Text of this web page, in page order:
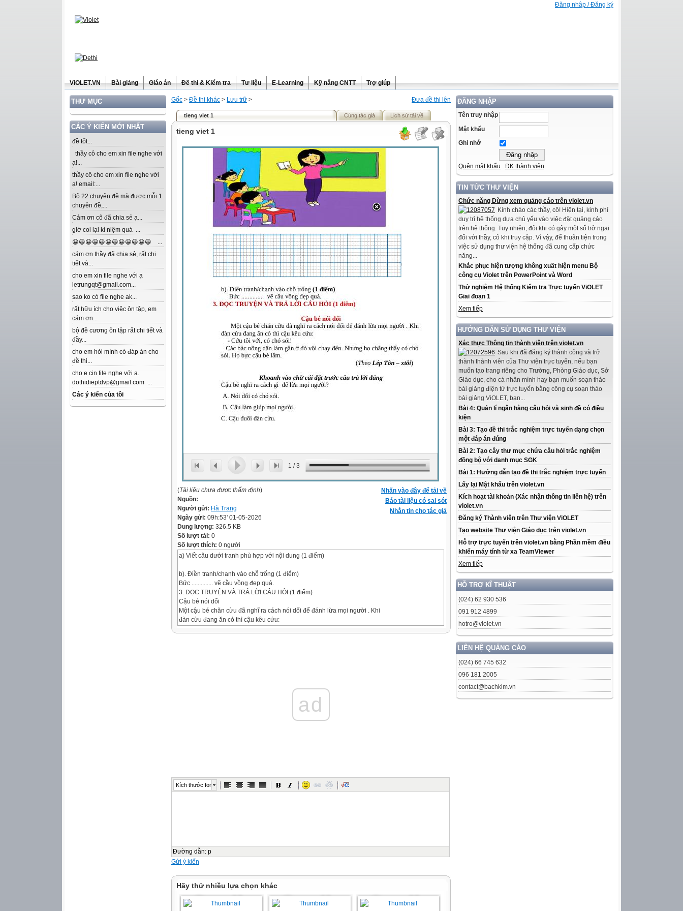
Đăng nhập / Đăng ký
ViOLET.VN Bài giảng Giáo án Đề thi & Kiểm tra Tư liệu E-Learning Kỹ năng CNTT Trợ giúp
THƯ MỤC
CÁC Ý KIẾN MỚI NHẤT
đề tốt...
thầy cô cho em xin file nghe với
ạ!...
thầy cô cho em xin file nghe với
ạ! email:...
Bộ 22 chuyên đề mà được mỗi 1
chuyên đề,...
Cảm ơn cô đã chia sẻ ạ...
giờ coi lại kỉ niệm quá ...
😀😀😀😀😀😀😀😀😀😀😀😀 ...
cám ơn thầy đã chia sẻ, rất chi
tiết và...
cho em xin file nghe với ạ
letrungqt@gmail.com...
sao ko có file nghe ak...
rất hữu ích cho việc ôn tập, em
cám ơn...
bộ đề cương ôn tập rất chi tiết và
đầy...
cho em hỏi mình có đáp án cho
đề thi...
cho e cin file nghe với ạ.
dothidieptdvp@gmail.com ...
Các ý kiến của tôi
ĐĂNG NHẬP
Tên truy nhập
Mật khẩu
Ghi nhớ
Quên mật khẩu ĐK thành viên
TIN TỨC THƯ VIỆN
Chức năng Dừng xem quảng cáo trên violet.vn
Kính chào các thầy, cô! Hiện tại, kinh phí
duy trì hệ thống dựa chủ yếu vào việc đặt quảng cáo
trên hệ thống. Tuy nhiên, đôi khi có gây một số trở ngại
đối với thầy, cô khi truy cập. Vì vậy, để thuận tiện trong
việc sử dụng thư viện hệ thống đã cung cấp chức
năng...
Khắc phục hiện tượng không xuất hiện menu Bộ
công cụ Violet trên PowerPoint và Word
Thử nghiệm Hệ thống Kiểm tra Trực tuyến ViOLET
Giai đoạn 1
Xem tiếp
HƯỚNG DẪN SỬ DỤNG THƯ VIỆN
Xác thực Thông tin thành viên trên violet.vn
Sau khi đã đăng ký thành công và trở
thành thành viên của Thư viện trực tuyến, nếu bạn
muốn tạo trang riêng cho Trường, Phòng Giáo dục, Sở
Giáo dục, cho cá nhân mình hay bạn muốn soạn thảo
bài giảng điện tử trực tuyến bằng công cụ soạn thảo
bài giảng ViOLET, bạn...
Bài 4: Quản lí ngân hàng câu hỏi và sinh đề có điều
kiện
Bài 3: Tạo đề thi trắc nghiệm trực tuyến dạng chọn
một đáp án đúng
Bài 2: Tạo cây thư mục chứa câu hỏi trắc nghiệm
đồng bộ với danh mục SGK
Bài 1: Hướng dẫn tạo đề thi trắc nghiệm trực tuyến
Lấy lại Mật khẩu trên violet.vn
Kích hoạt tài khoản (Xác nhận thông tin liên hệ) trên
violet.vn
Đăng ký Thành viên trên Thư viện ViOLET
Tạo website Thư viện Giáo dục trên violet.vn
Hỗ trợ trực tuyến trên violet.vn bằng Phần mềm điều
khiển máy tính từ xa TeamViewer
Xem tiếp
HỖ TRỢ KĨ THUẬT
(024) 62 930 536
091 912 4899
hotro@violet.vn
LIÊN HỆ QUẢNG CÁO
(024) 66 745 632
096 181 2005
contact@bachkim.vn
Đưa đề thi lên
Gốc > Đề thi khác > Lưu trữ >
tieng viet 1 Cùng tác giả Lịch sử tải về
tieng viet 1
1 /3
Nhấn vào đây để tải về
Báo tài liệu có sai sót
Nhắn tin cho tác giả
(Tài liệu chưa được thẩm định)
Nguồn:
Người gửi: Hà Trang
Ngày gửi: 09h:53' 01-05-2026
Dung lượng: 326.5 KB
Số lượt tải: 0
Số lượt thích: 0 người
a) Viết câu dưới tranh phù hợp với nội dung (1 điểm)
b). Điền tranh/chanh vào chỗ trống (1 điểm)
Bức .............. vẽ cầu vồng đẹp quá.
3. ĐỌC TRUYỆN VÀ TRẢ LỜI CÂU HỎI (1 điểm)
Cậu bé nói dối
Một cậu bé chăn cừu đã nghĩ ra cách nói dối để đánh lừa mọi người . Khi
đàn cừu đang ăn cỏ thì cậu kêu cứu:
C. Lọ C
B, 95
C, 69
D, 86
ad
Kích thước font
Đường dẫn: p
Gửi ý kiến
Hãy thử nhiều lựa chọn khác